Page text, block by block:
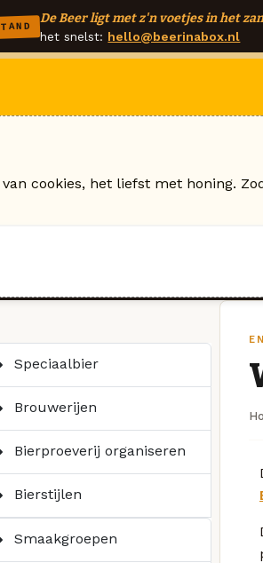
De Beer ligt met z'n voetjes in het
het snelst: hello@beerinabox.nl
Speciaalbier
Brouwerijen
Bierproeverij organiseren
Bierstijlen
Smaakgroepen
van cookies, het liefst met honing.